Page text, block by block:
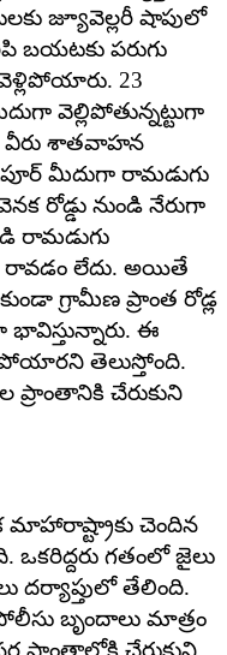
జ్యూవెల్లరీ షాపులో
బయటకు పరుగు
23
వెల్లిపోతున్నట్టుగా
వీరు శాతవాహన
మీదుగా రామడుగు
రోడ్డు నుండి నేరుగా
రామడుగు
రావడం లేదు. అయితే
గ్రామీణ ప్రాంత రోడ్ల
ఈ
తెలుస్తోంది.
ప్రాంతానికి చేరుకుని
మాహారాష్ట్రాకు చెందిన
గతంలో జైలు
దర్యాప్తులో తేలింది.
బృందాలు మాత్రం
ప్రాంతాల్లోకి చేరుకుని